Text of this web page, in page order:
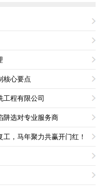
核心要点
工程有限公司
阱选对专业服务商
，马年聚力共赢开门红！